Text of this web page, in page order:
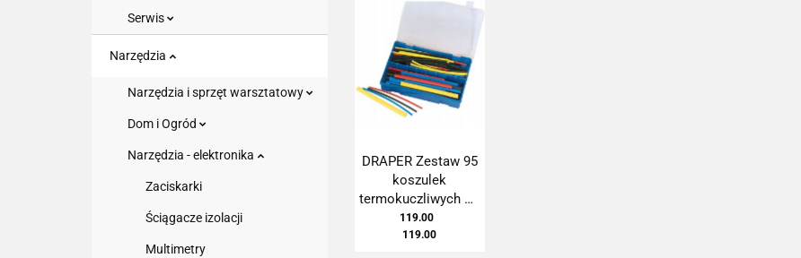
Serwis
Narzędzia
Narzędzia i sprzęt warsztatowy
Dom i Ogród
Narzędzia - elektronika
Zaciskarki
Ściągacze izolacji
Multimetry
DRAPER Zestaw 95
koszulek
termokuczliwych do
kabli
119.00
119.00